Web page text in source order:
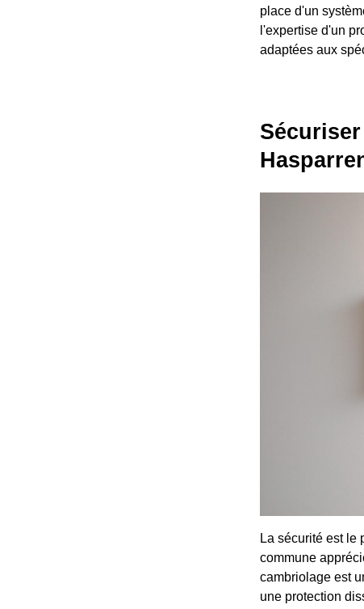
place d'un
l'expertise d'un
adaptées aux
La sécurité est le
commune
cambriolage est
une protection